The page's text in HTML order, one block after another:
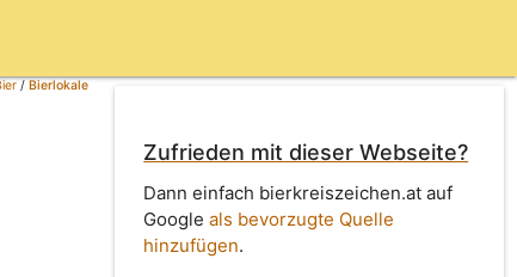
/Bierlokale
Zufrieden mit dieser Webseite?
Dann einfach bierkreiszeichen.at auf
Googleals bevorzugte Quelle
hinzufügen.